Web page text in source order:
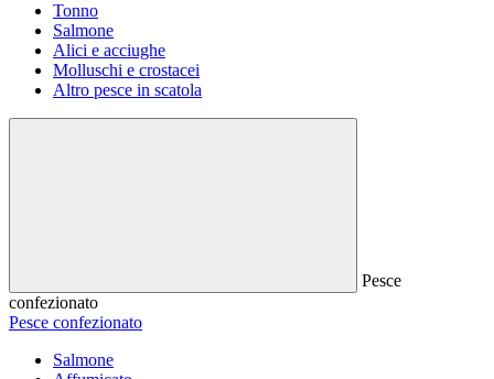
Tonno
Salmone
Alici e acciughe
Molluschi e crostacei
Altro pesce in scatola
Pesce
confezionato
Pesce confezionato
Salmone